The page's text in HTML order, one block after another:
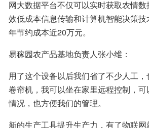
网大数据平台不仅可以实时获取农情
效低成本信息传输和计算机智能决策
年节约成本近20万元。
易稼园农产品基地负责人张小维：
用了这个设备以后我们省了不少人工
卷帘机，我可以坐在家里远程控制，
情况，也方便我们的管理。
新的生产工具提升生产力，有了物联网